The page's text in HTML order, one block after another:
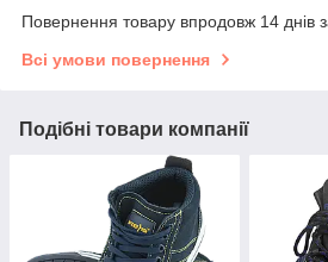
Повернення товару впродовж 14 днів
Всі умови повернення
Подібні товари компанії